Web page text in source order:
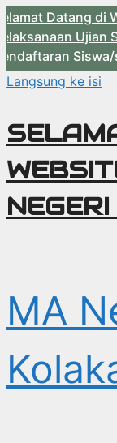
Datang di
Ujian
Siswa/
Langsung ke isi
MA